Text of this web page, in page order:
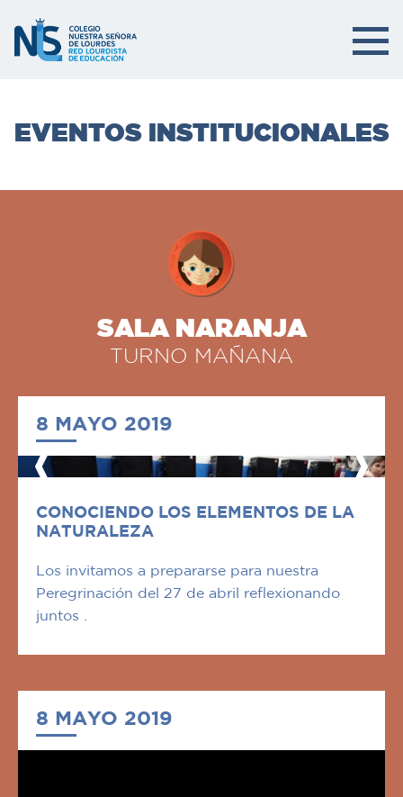
EVENTOS INSTITUCIONALES
SALA NARANJA
TURNO MAÑANA
8 MAYO 2019
CONOCIENDO LOS ELEMENTOS DE LA
NATURALEZA
Los invitamos a prepararse para nuestra
Peregrinación del 27 de abril reflexionando
juntos .
8 MAYO 2019